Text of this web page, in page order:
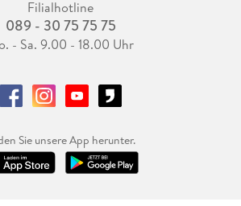
die Freiheit eine kleine Insel ist,
vertreten wird, die sie bei geringem
Ihr Schlussplädoyer gilt dem
Konformitätsdruck befreit. Mit ihrem
es machen kann.
Filialhotline
089 - 30 75 75 75
- Sa. 9.00 - 18.00 Uhr
Sie unsere App herunter.